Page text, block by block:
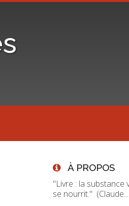
À PROPOS
"Livre : la substance
se nourrit." (Claude...